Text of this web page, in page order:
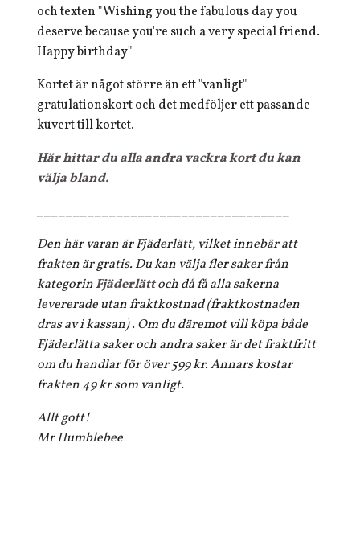
och texten "Wishing you the fabulous day you
deserve because you're such a very special friend.
Happy birthday"
Kortet är något större än ett "vanligt"
gratulationskort och det medföljer ett passande
kuvert till kortet.
Här hittar du alla andra vackra kort du kan
välja bland.
___________________________________
Den här varan är Fjäderlätt, vilket innebär att
frakten är gratis. Du kan välja fler saker från
kategorinFjäderlättoch då få alla sakerna
levererade utan fraktkostnad (fraktkostnaden
dras av i kassan) . Om du däremot vill köpa både
Fjäderlätta saker och andra saker är det fraktfritt
om du handlar för över 599 kr. Annars kostar
frakten 49 kr som vanligt.
Allt gott!
Mr Humblebee